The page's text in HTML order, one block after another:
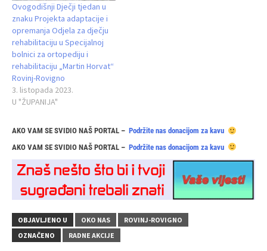
Ovogodišnji Dječji tjedan u
znaku Projekta adaptacije i
opremanja Odjela za dječju
rehabilitaciju u Specijalnoj
bolnici za ortopediju i
rehabilitaciju „Martin Horvat“
Rovinj-Rovigno
3. listopada 2023.
U "ŽUPANIJA"
AKO VAM SE SVIDIO NAŠ PORTAL – Podržite nas donacijom za kavu
AKO VAM SE SVIDIO NAŠ PORTAL – Podržite nas donacijom za kavu
OBJAVLJENO U OKO NAS
ROVINJ-ROVIGNO
OZNAČENO
RADNE AKCIJE